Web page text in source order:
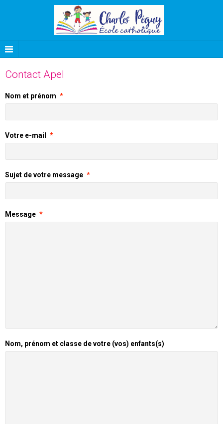
Contact Apel
Nom et prénom
Votre e-mail
Sujet de votre message
Message
Nom, prénom et classe de votre (vos) enfants(s)